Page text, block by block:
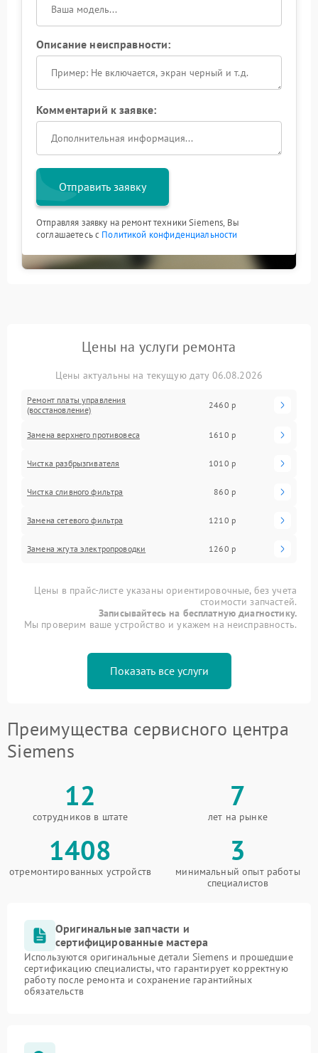
Описание неисправности:
Комментарий к заявке:
Отправить заявку
Отправляя заявку на ремонт техники Siemens, Вы
соглашаетесь с Политикой конфиденциальности
Цены на услуги ремонта
Цены актуальны на текущую дату 06.08.2026
Ремонт платы управления
(восстановление)
2460 р
Замена верхнего противовеса 1610 р
Чистка разбрызгивателя 1010 р
Чистка сливного фильтра 860 р
Замена сетевого фильтра 1210 р
Замена жгута электропроводки 1260 р
Цены в прайс-листе указаны ориентировочные, без учета
стоимости запчастей.
Записывайтесь на бесплатную диагностику.
Мы проверим ваше устройство и укажем на неисправность.
Показать все услуги
Преимущества сервисного центра
Siemens
12
сотрудников в штате
7
лет на рынке
1408
отремонтированных устройств
3
минимальный опыт работы
специалистов
Оригинальные запчасти и
сертифицированные мастера
Используются оригинальные детали Siemens и прошедшие
сертификацию специалисты, что гарантирует корректную
работу после ремонта и сохранение гарантийных
обязательств